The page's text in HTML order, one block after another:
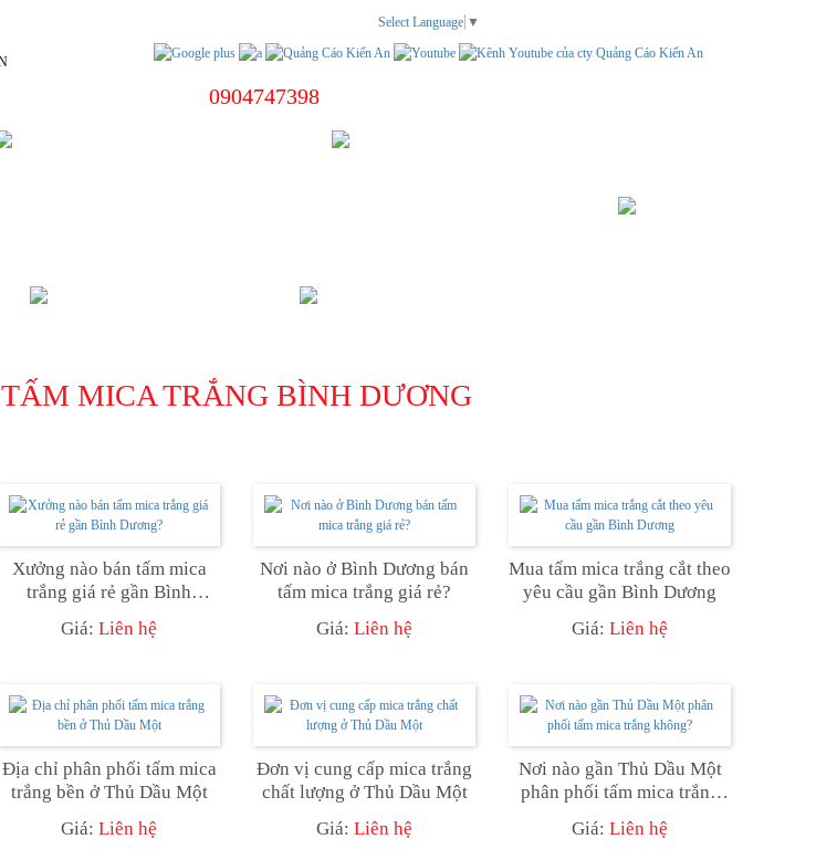
Select Language ▼
0904747398
TẤM MICA TRẮNG BÌNH DƯƠNG
Xưởng nào bán tấm mica
trắng giá rẻ gần Bình
Giá: Liên hệ
Nơi nào ở Bình Dương bán
tấm mica trắng giá rẻ?
Giá: Liên hệ
Mua tấm mica trắng cắt theo
yêu cầu gần Bình Dương
Giá: Liên hệ
Địa chỉ phân phối tấm mica
trắng bền ở Thủ Dầu Một
Giá: Liên hệ
Đơn vị cung cấp mica trắng
chất lượng ở Thủ Dầu Một
Giá: Liên hệ
Nơi nào gần Thủ Dầu Một
phân phối tấm mica trắng
Giá: Liên hệ